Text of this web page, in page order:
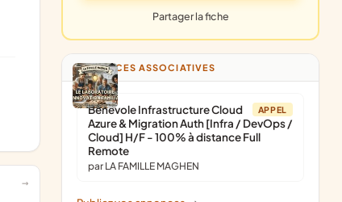
Partager la fiche
ANNONCES ASSOCIATIVES
APPEL
Bénévole Infrastructure Cloud
Azure & Migration Auth [Infra / DevOps /
Cloud] H/F - 100% à distance Full
Remote
par LA FAMILLE MAGHEN